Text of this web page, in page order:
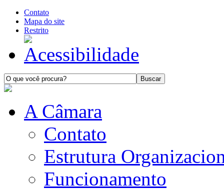
Contato
Mapa do site
Restrito
A Câmara
Contato
Estrutura
Funcionamento